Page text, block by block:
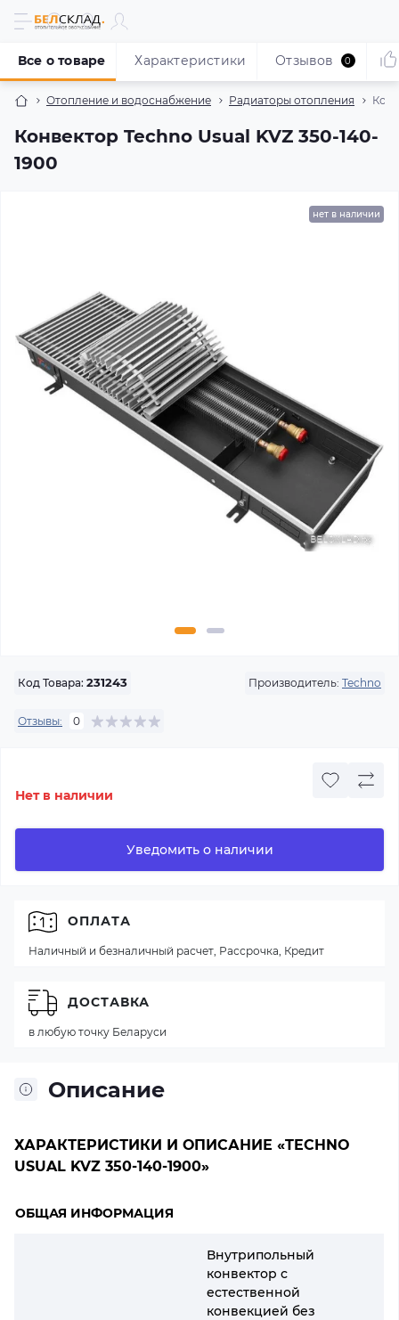
Отопление и водоснабжение Радиаторы отопления
Конвектор Techno Usual KVZ 350-140-
1900
Все о товаре Характеристики Отзывов 0
нет в наличии
Код Товара: 231243 Производитель: Techno
Отзывы: 0
Нет в наличии
Уведомить о наличии
Описание
ХАРАКТЕРИСТИКИ И ОПИСАНИЕ «TECHNO
USUAL KVZ 350-140-1900»
ОБЩАЯ ИНФОРМАЦИЯ
Внутрипольный
конвектор с
естественной
конвекцией без
ОПЛАТА
Наличный и безналичный расчет, Рассрочка, Кредит
ДОСТАВКА
в любую точку Беларуси